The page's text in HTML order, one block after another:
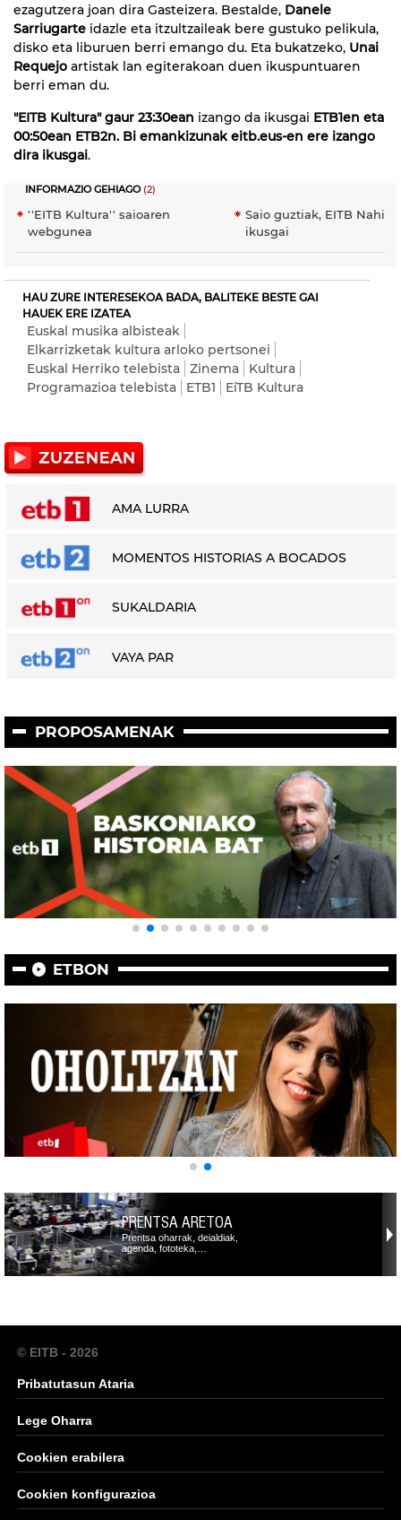
ezagutzera joan dira Gasteizera. Bestalde, Danele
Sarriugarte idazle eta itzultzaileak bere gustuko pelikula,
disko eta liburuen berri emango du. Eta bukatzeko, Unai
Requejo artistak lan egiterakoan duen ikuspuntuaren
berri eman du.
"EITB Kultura" gaur 23:30ean izango da ikusgai ETB1en eta
00:50ean ETB2n. Bi emankizunak eitb.eus-en ere izango
dira ikusgai.
INFORMAZIO GEHIAGO(2)
''EITB Kultura'' saioaren
webgunea
Saio guztiak, EITB
ikusgai
HAU ZURE INTERESEKOA BADA, BALITEKE BESTE GAI
HAUEK ERE IZATEA
Euskal musika albisteak
Elkarrizketak kultura arloko pertsonei
Euskal Herriko telebista
Zinema
Kultura
Programazioa telebista
ETB1 EiTB Kultura
AMA LURRA
MOMENTOS HISTORIAS A BOCADOS
SUKALDARIA
VAYA PAR
PROPOSAMENAK
ETBON
PRENTSA ARETOA
Prentsa oharrak, deialdiak,
agenda, fototeka,…
© EITB - 2026
Pribatutasun Ataria
Lege Oharra
Cookien erabilera
Cookien konfigurazioa